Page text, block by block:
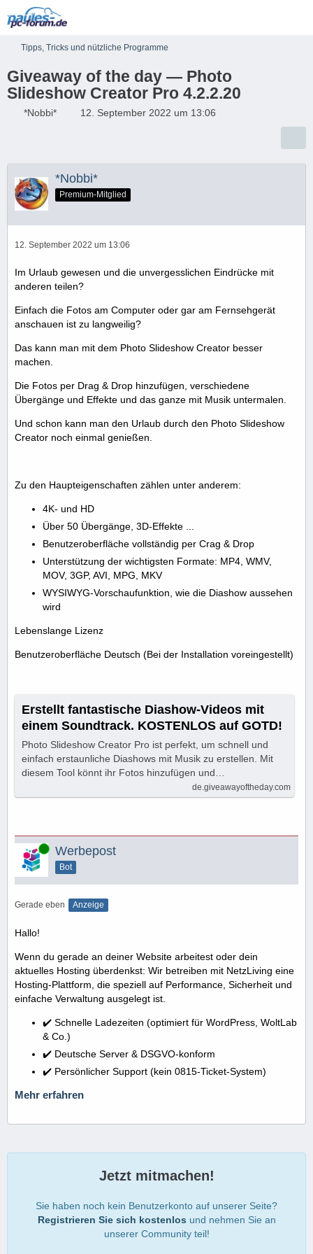
Tipps, Tricks und nützliche Programme
Giveaway of the day — Photo
Slideshow Creator Pro 4.2.2.20
*Nobbi* 12. September 2022 um 13:06
*Nobbi*
Premium-Mitglied
12. September 2022 um 13:06
Im Urlaub gewesen und die unvergesslichen Eindrücke mit
anderen teilen?
Einfach die Fotos am Computer oder gar am Fernsehgerät
anschauen ist zu langweilig?
Das kann man mit dem Photo Slideshow Creator besser
machen.
Die Fotos per Drag & Drop hinzufügen, verschiedene
Übergänge und Effekte und das ganze mit Musik untermalen.
Und schon kann man den Urlaub durch den Photo Slideshow
Creator noch einmal genießen.
Zu den Haupteigenschaften zählen unter anderem:
4K- und HD
Über 50 Übergänge, 3D-Effekte ...
Benutzeroberfläche vollständig per Crag & Drop
Unterstützung der wichtigsten Formate: MP4, WMV,
MOV, 3GP, AVI, MPG, MKV
WYSIWYG-Vorschaufunktion, wie die Diashow aussehen
wird
Lebenslange Lizenz
Benutzeroberfläche Deutsch (Bei der Installation voreingestellt)
Erstellt fantastische Diashow-Videos mit
einem Soundtrack. KOSTENLOS auf GOTD!
Photo Slideshow Creator Pro ist perfekt, um schnell und
einfach erstaunliche Diashows mit Musik zu erstellen. Mit
diesem Tool könnt ihr Fotos hinzufügen und…
de.giveawayoftheday.com
Online Werbepost
Bot
Gerade eben Anzeige
Hallo!
Wenn du gerade an deiner Website arbeitest oder dein
aktuelles Hosting überdenkst: Wir betreiben mit NetzLiving eine
Hosting-Plattform, die speziell auf Performance, Sicherheit und
einfache Verwaltung ausgelegt ist.
✔️ Schnelle Ladezeiten (optimiert für WordPress, WoltLab
& Co.)
✔️ Deutsche Server & DSGVO-konform
✔️ Persönlicher Support (kein 0815-Ticket-System)
Mehr erfahren
Jetzt mitmachen!
Sie haben noch kein Benutzerkonto auf unserer Seite?
Registrieren Sie sich kostenlos und nehmen Sie an
unserer Community teil!